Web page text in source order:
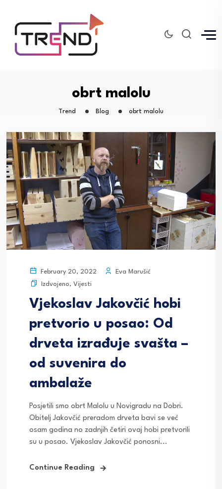
obrt malolu
Trend Blog obrt malolu
February 20, 2022
Eva Marušić
Izdvojeno, Vijesti
Vjekoslav Jakovčić hobi
pretvorio u posao: Od
drveta izrađuje svašta –
od suvenira do
ambalaže
Posjetili smo obrt Malolu u Novigradu na Dobri.
Obitelj Jakovčić preradom drveta bavi se već
osam godina no zadnjih četiri ovaj hobi pretvorili
su u posao. Vjekoslav Jakovčić ponosni...
Continue Reading